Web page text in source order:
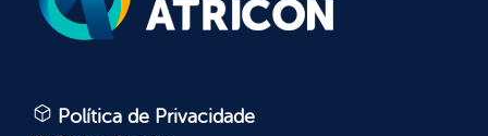
Política de Privacidade